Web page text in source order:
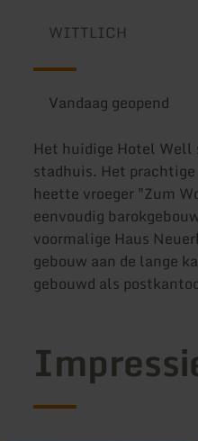
WITTLICH
Vandaag geopend
Het huidige Hotel Well
stadhuis. Het
heette vroeger "Zum
eenvoudig
voormalige Haus
gebouw aan de lange
gebouwd als